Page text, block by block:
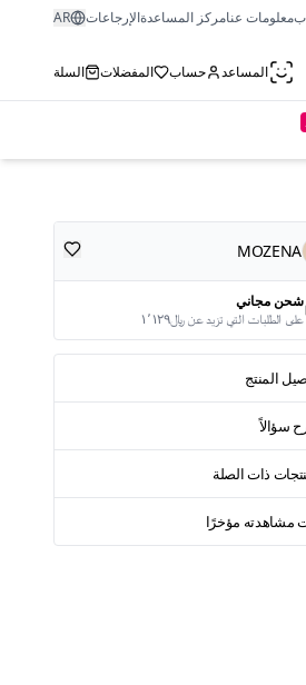
معلومات عنامركز المساعدةالإرجاعات AR
المساعد حساب المفضلات السلة
MOZENA
شحن مجاني
على الطلبات التي تزيد عن ﷼١٬١٢٩
المنتج
سؤالاً
ذات الصلة
مشاهدته مؤخرًا